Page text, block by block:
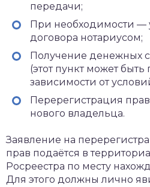
передачи;
При необходимости —
договора нотариусом;
Получение денежных
(этот пункт может
зависимости от
Перерегистрация
нового владельца.
Заявление на
прав подаётся в
Росреестра по месту
Для этого должны лично